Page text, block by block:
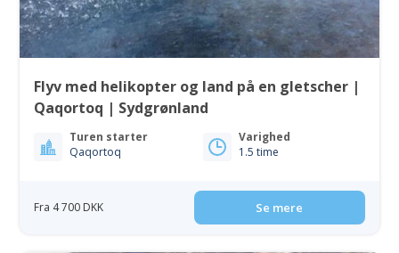
Flyv med helikopter og land på en gletscher |
Qaqortoq | Sydgrønland
Turen starter
Qaqortoq
Varighed
1.5 time
Fra 4 700 DKK Se mere